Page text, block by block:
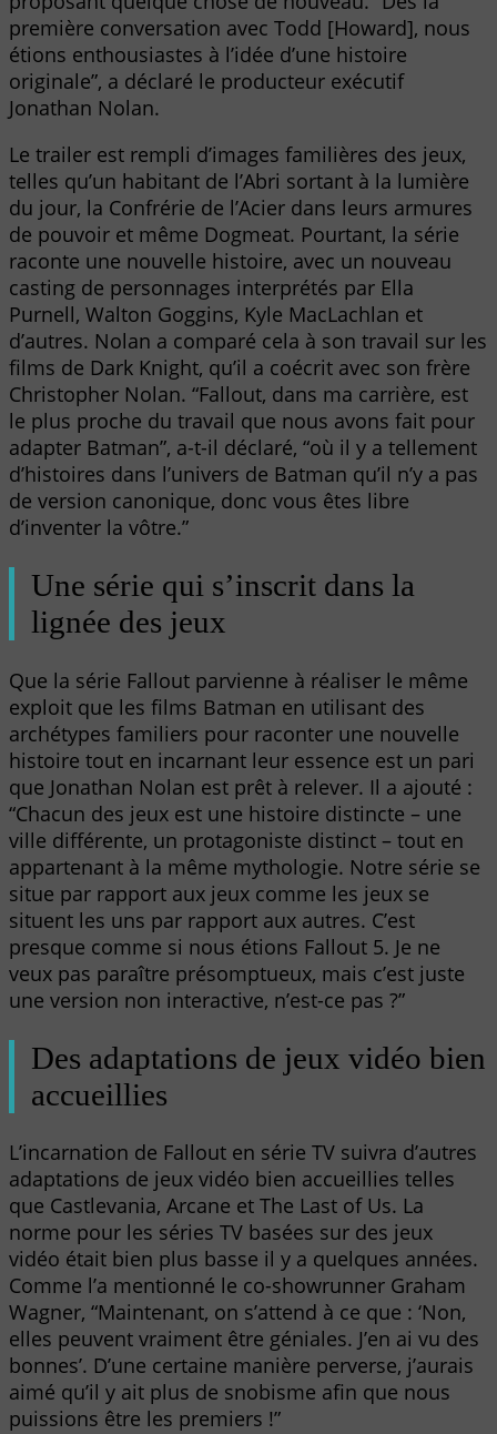
première conversation avec Todd [Howard], nous
étions enthousiastes à l’idée d’une histoire
originale”, a déclaré le producteur exécutif
Jonathan Nolan.
Le trailer est rempli d’images familières des jeux,
telles qu’un habitant de l’Abri sortant à la lumière
du jour, la Confrérie de l’Acier dans leurs armures
de pouvoir et même Dogmeat. Pourtant, la série
raconte une nouvelle histoire, avec un nouveau
casting de personnages interprétés par Ella
Purnell, Walton Goggins, Kyle MacLachlan et
d’autres. Nolan a comparé cela à son travail sur les
films de Dark Knight, qu’il a coécrit avec son frère
Christopher Nolan. “Fallout, dans ma carrière, est
le plus proche du travail que nous avons fait pour
adapter Batman”, a-t-il déclaré, “où il y a tellement
d’histoires dans l’univers de Batman qu’il n’y a pas
de version canonique, donc vous êtes libre
d’inventer la vôtre.”
Une série qui s’inscrit dans la
lignée des jeux
Que la série Fallout parvienne à réaliser le même
exploit que les films Batman en utilisant des
archétypes familiers pour raconter une nouvelle
histoire tout en incarnant leur essence est un pari
que Jonathan Nolan est prêt à relever. Il a ajouté :
“Chacun des jeux est une histoire distincte – une
ville différente, un protagoniste distinct – tout en
appartenant à la même mythologie. Notre série se
situe par rapport aux jeux comme les jeux se
situent les uns par rapport aux autres. C’est
presque comme si nous étions Fallout 5. Je ne
veux pas paraître présomptueux, mais c’est juste
une version non interactive, n’est-ce pas ?”
Des adaptations de jeux vidéo bien
accueillies
L’incarnation de Fallout en série TV suivra d’autres
adaptations de jeux vidéo bien accueillies telles
que Castlevania, Arcane et The Last of Us. La
norme pour les séries TV basées sur des jeux
vidéo était bien plus basse il y a quelques années.
Comme l’a mentionné le co-showrunner Graham
Wagner, “Maintenant, on s’attend à ce que : ‘Non,
elles peuvent vraiment être géniales. J’en ai vu des
bonnes’. D’une certaine manière perverse, j’aurais
aimé qu’il y ait plus de snobisme afin que nous
puissions être les premiers !”